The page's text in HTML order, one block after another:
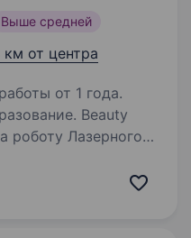
Выше средней
км от центра
от 1 года.
Beauty
роботу Лазерного
класичної